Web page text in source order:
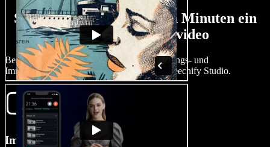
So erstellen Sie in wenigen Minuten ein
Hausbesichtigungsvideo
Bearbeiten Sie ansprechende Hausbesichtigungs- und
Immobilienvideos im Handumdrehen mit Speechify Studio.
Importieren Sie Ihr Video